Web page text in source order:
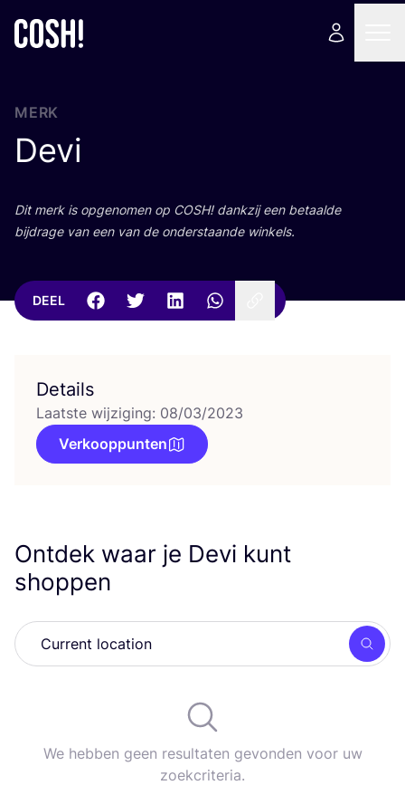
MERK
Devi
Dit merk is opge­no­men op COSH! dank­zij een betaal­de
bij­dra­ge van een van de onder­staan­de winkels.
DEEL
Details
Laatste wijziging: 08/03/2023
Verkooppunten
Ontdek waar je Devi kunt
shoppen
Zoek
We hebben geen resultaten gevonden voor uw
zoekcriteria.